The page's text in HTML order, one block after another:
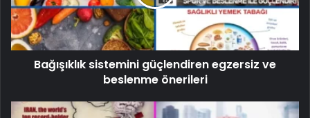
Bağışıklık sistemini güçlendiren egzersiz ve
beslenme önerileri